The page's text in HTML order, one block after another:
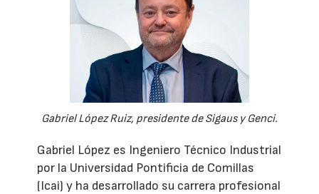
Gabriel López Ruiz, presidente de Sigaus y Genci.
Gabriel López es Ingeniero Técnico Industrial
por la Universidad Pontificia de Comillas
(Icai) y ha desarrollado su carrera profesional